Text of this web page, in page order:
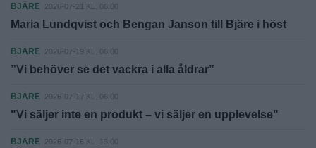
BJÄRE 2026-07-21 KL. 06:00
Maria Lundqvist och Bengan Janson till Bjäre i höst
BJÄRE 2026-07-19 KL. 06:00
”Vi behöver se det vackra i alla åldrar”
BJÄRE 2026-07-17 KL. 06:00
"Vi säljer inte en produkt – vi säljer en upplevelse"
BJÄRE 2026-07-16 KL. 13:00